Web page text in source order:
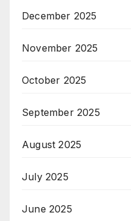
December 2025
November 2025
October 2025
September 2025
August 2025
July 2025
June 2025